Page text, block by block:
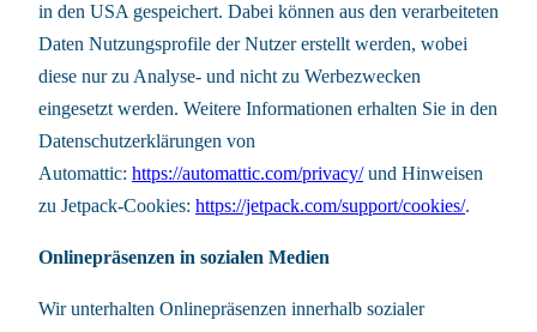
in den USA gespeichert. Dabei können aus den verarbeiteten
Daten Nutzungsprofile der Nutzer erstellt werden, wobei
diese nur zu Analyse- und nicht zu Werbezwecken
eingesetzt werden. Weitere Informationen erhalten Sie in den
Datenschutzerklärungen von
Automattic: https://automattic.com/privacy/und Hinweisen
zu Jetpack-Cookies: https://jetpack.com/support/cookies/.
Onlinepräsenzen in sozialen Medien
Wir unterhalten Onlinepräsenzen innerhalb sozialer